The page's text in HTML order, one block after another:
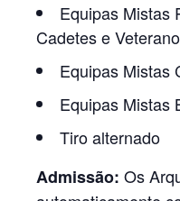
Equipas Mistas
Cadetes e
Equipas Mistas
Equipas Mistas
Tiro alternado
Admissão: Os